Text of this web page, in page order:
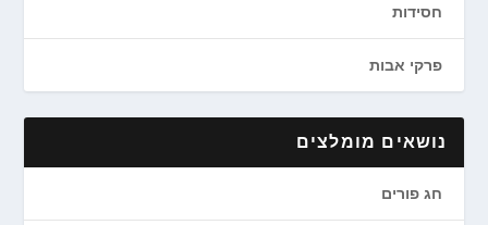
חסידות
פרקי אבות
נושאים מומלצים
חג פורים